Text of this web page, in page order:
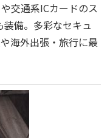
交通系ICカードのス
備。多彩なセキュ
海外出張・旅⾏に最